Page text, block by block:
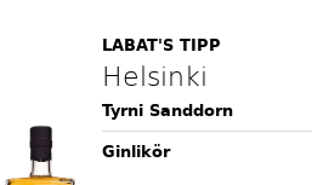
LABAT'S TIPP
Helsinki
Tyrni Sanddorn
Ginlikör